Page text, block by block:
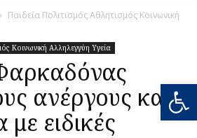
Παιδεία Πολιτισμός Αθλητισμός Κοινωνική
Κοινωνική Αλληλεγγύη Υγεία
ανέργους και
ειδικές